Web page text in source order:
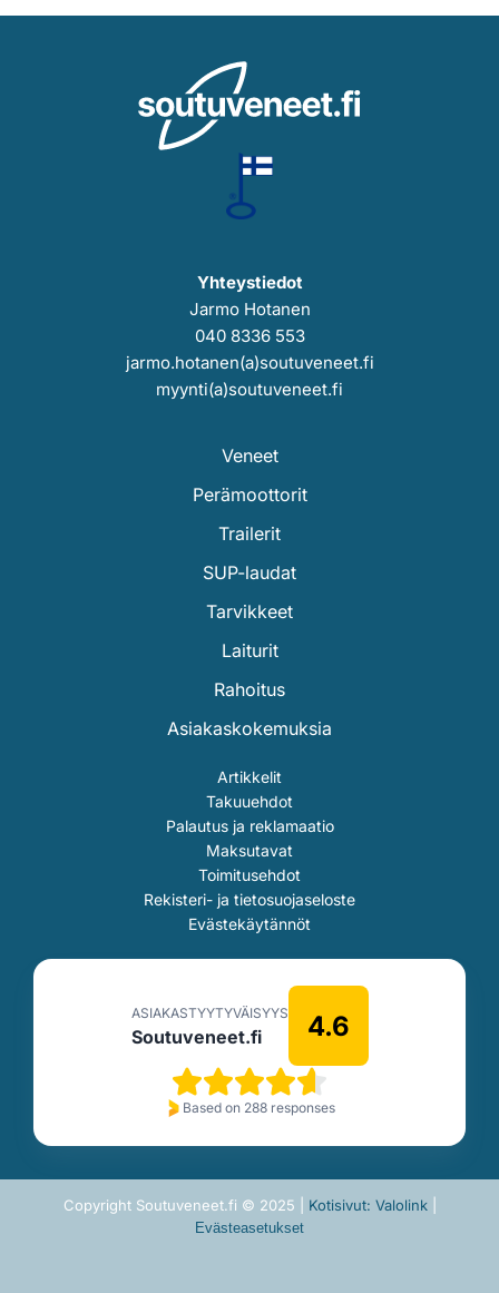
Yhteystiedot
Jarmo Hotanen
040 8336 553
jarmo.hotanen(a)soutuveneet.fi
myynti(a)soutuveneet.fi
Veneet
Perämoottorit
Trailerit
SUP-laudat
Tarvikkeet
Laiturit
Rahoitus
Asiakaskokemuksia
Artikkelit
Takuuehdot
Palautus ja reklamaatio
Maksutavat
Toimitusehdot
Rekisteri- ja tietosuojaseloste
Evästekäytännöt
ASIAKASTYYTYVÄISYYS
Soutuveneet.fi 4.6
Based on 288 responses
Copyright Soutuveneet.fi © 2025 | Kotisivut: Valolink|
Evästeasetukset